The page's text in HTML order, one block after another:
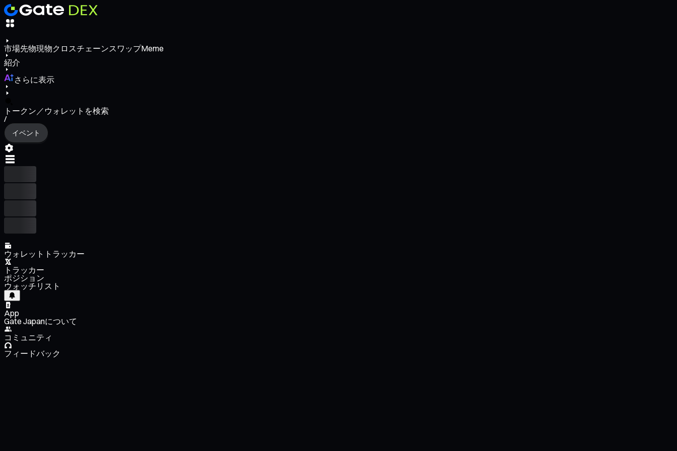
市場先物現物クロスチェーンスワップMeme
紹介
さらに表示
トークン／ウォレットを検索
/
イベント
ウォレットトラッカー
トラッカー
ポジション
ウォッチリスト
App
Gate Japanについて
コミュニティ
フィードバック